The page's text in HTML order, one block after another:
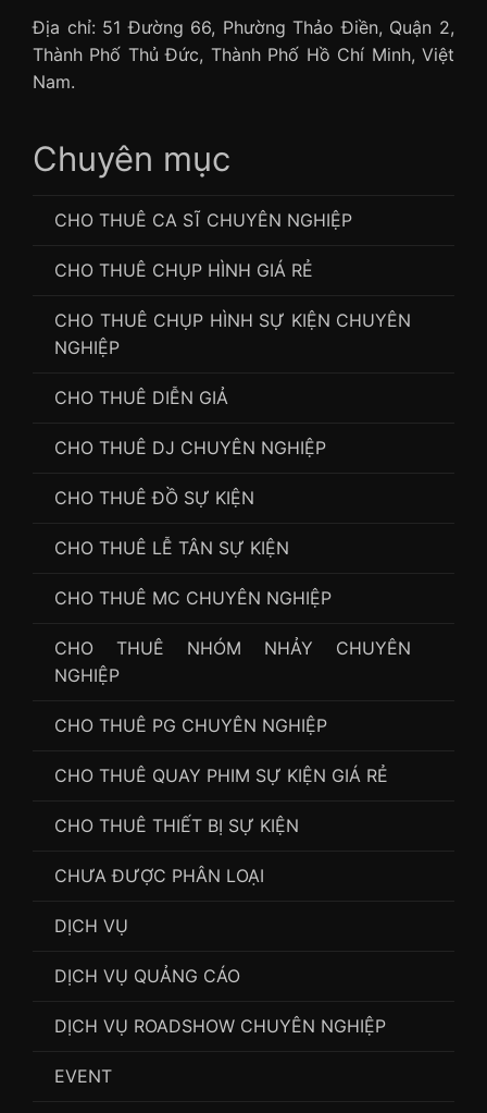
Địa chỉ: 51 Đường 66, Phường Thảo Điền, Quận 2,
Thành Phố Thủ Đức, Thành Phố Hồ Chí Minh, Việt
Nam.
Chuyên mục
CHO THUÊ CA SĨ CHUYÊN NGHIỆP
CHO THUÊ CHỤP HÌNH GIÁ RẺ
CHO THUÊ CHỤP HÌNH SỰ KIỆN CHUYÊN
NGHIỆP
CHO THUÊ DIỄN GIẢ
CHO THUÊ DJ CHUYÊN NGHIỆP
CHO THUÊ ĐỒ SỰ KIỆN
CHO THUÊ LỄ TÂN SỰ KIỆN
CHO THUÊ MC CHUYÊN NGHIỆP
CHO THUÊ NHÓM NHẢY CHUYÊN
NGHIỆP
CHO THUÊ PG CHUYÊN NGHIỆP
CHO THUÊ QUAY PHIM SỰ KIỆN GIÁ RẺ
CHO THUÊ THIẾT BỊ SỰ KIỆN
CHƯA ĐƯỢC PHÂN LOẠI
DỊCH VỤ
DỊCH VỤ QUẢNG CÁO
DỊCH VỤ ROADSHOW CHUYÊN NGHIỆP
EVENT